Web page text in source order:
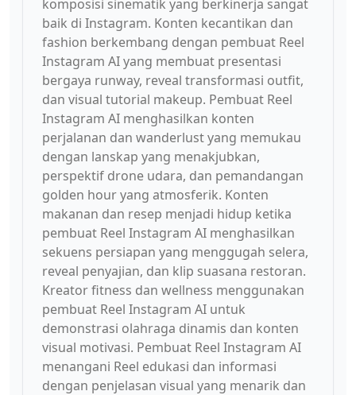
komposisi sinematik yang berkinerja sangat
baik di Instagram. Konten kecantikan dan
fashion berkembang dengan pembuat Reel
Instagram AI yang membuat presentasi
bergaya runway, reveal transformasi outfit,
dan visual tutorial makeup. Pembuat Reel
Instagram AI menghasilkan konten
perjalanan dan wanderlust yang memukau
dengan lanskap yang menakjubkan,
perspektif drone udara, dan pemandangan
golden hour yang atmosferik. Konten
makanan dan resep menjadi hidup ketika
pembuat Reel Instagram AI menghasilkan
sekuens persiapan yang menggugah selera,
reveal penyajian, dan klip suasana restoran.
Kreator fitness dan wellness menggunakan
pembuat Reel Instagram AI untuk
demonstrasi olahraga dinamis dan konten
visual motivasi. Pembuat Reel Instagram AI
menangani Reel edukasi dan informasi
dengan penjelasan visual yang menarik dan